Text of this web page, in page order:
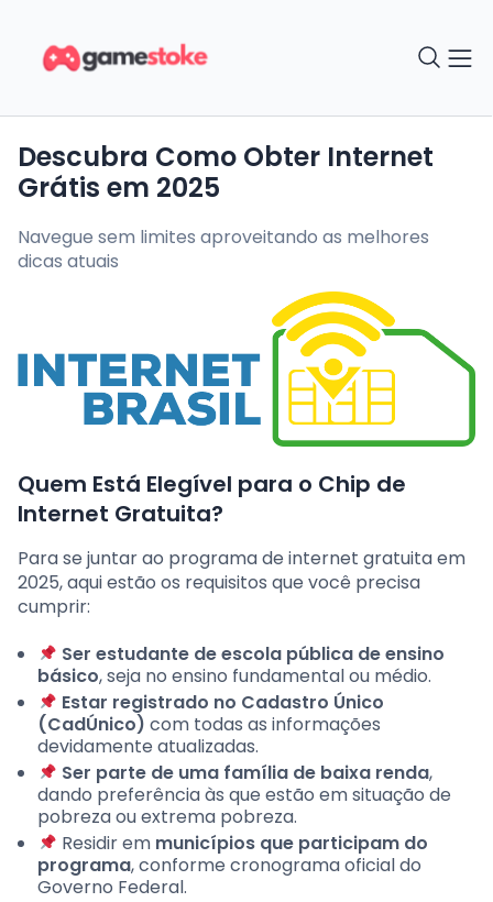
Descubra Como Obter Internet
Grátis em 2025
Navegue sem limites aproveitando as melhores
dicas atuais
Quem Está Elegível para o Chip de
Internet Gratuita?
Para se juntar ao programa de internet gratuita em
2025, aqui estão os requisitos que você precisa
cumprir:
Ser estudante de escola pública de ensino
básico, seja no ensino fundamental ou médio.
Estar registrado no Cadastro Único
(CadÚnico) com todas as informações
devidamente atualizadas.
Ser parte de uma família de baixa renda,
dando preferência às que estão em situação de
pobreza ou extrema pobreza.
Residir em municípios que participam do
programa, conforme cronograma oficial do
Governo Federal.